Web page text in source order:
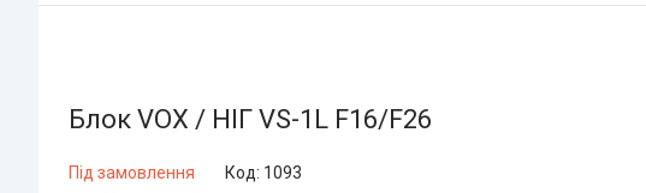
Блок VOX / НІГ VS-1L F16/F26
Під замовлення Код: 1093